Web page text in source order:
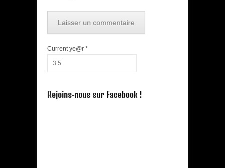
Current ye@r *
Rejoins-nous sur Facebook !